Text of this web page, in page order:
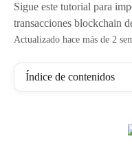
Sigue este tutorial para
transacciones blockchain
Actualizado hace más de 2
Índice de contenidos